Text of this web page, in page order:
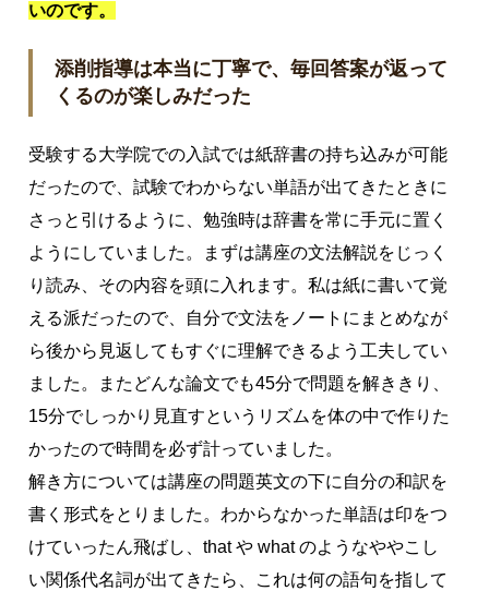
いのです。
添削指導は本当に丁寧で、毎回答案が返って
くるのが楽しみだった
受験する大学院での入試では紙辞書の持ち込みが可能
だったので、試験でわからない単語が出てきたときに
さっと引けるように、勉強時は辞書を常に手元に置く
ようにしていました。まずは講座の文法解説をじっく
り読み、その内容を頭に入れます。私は紙に書いて覚
える派だったので、自分で文法をノートにまとめなが
ら後から見返してもすぐに理解できるよう工夫してい
ました。またどんな論文でも45分で問題を解ききり、
15分でしっかり見直すというリズムを体の中で作りた
かったので時間を必ず計っていました。
解き方については講座の問題英文の下に自分の和訳を
書く形式をとりました。わからなかった単語は印をつ
けていったん飛ばし、that や what のようなややこし
い関係代名詞が出てきたら、これは何の語句を指して